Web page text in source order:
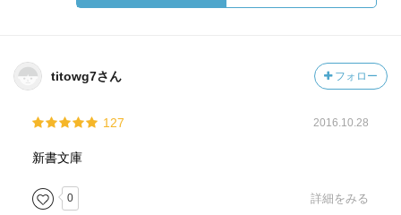
titowg7さん フォロー
127 2016.10.28
新書文庫
0 詳細をみる